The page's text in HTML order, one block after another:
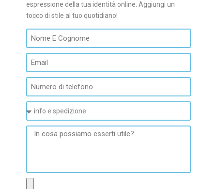
espressione della tua identità online. Aggiungi un
tocco di stile al tuo quotidiano!